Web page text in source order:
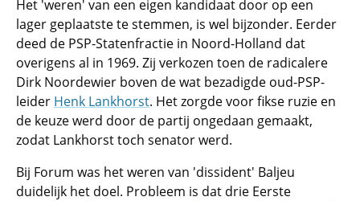
Het 'weren' van een eigen kandidaat door op een
lager geplaatste te stemmen, is wel bijzonder. Eerder
deed de PSP-Statenfractie in Noord-Holland dat
overigens al in 1969. Zij verkozen toen de radicalere
Dirk Noordewier boven de wat bezadigde oud-PSP-
leider Henk Lankhorst. Het zorgde voor fikse ruzie en
de keuze werd door de partij ongedaan gemaakt,
zodat Lankhorst toch senator werd.
Bij Forum was het weren van 'dissident' Baljeu
duidelijk het doel. Probleem is dat drie Eerste